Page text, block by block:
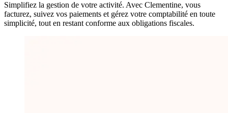
Simplifiez la gestion de votre activité. Avec Clementine, vous
facturez, suivez vos paiements et gérez votre comptabilité en toute
simplicité, tout en restant conforme aux obligations fiscales.